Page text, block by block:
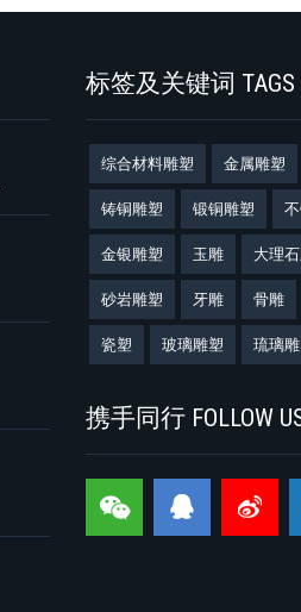
标签及关键词 TAGS
综合材料雕塑 金属雕塑
铸铜雕塑 锻铜雕塑
金银雕塑 玉雕 大理
砂岩雕塑 牙雕 骨雕
瓷塑 玻璃雕塑 琉璃
携手同行 FOLLOW